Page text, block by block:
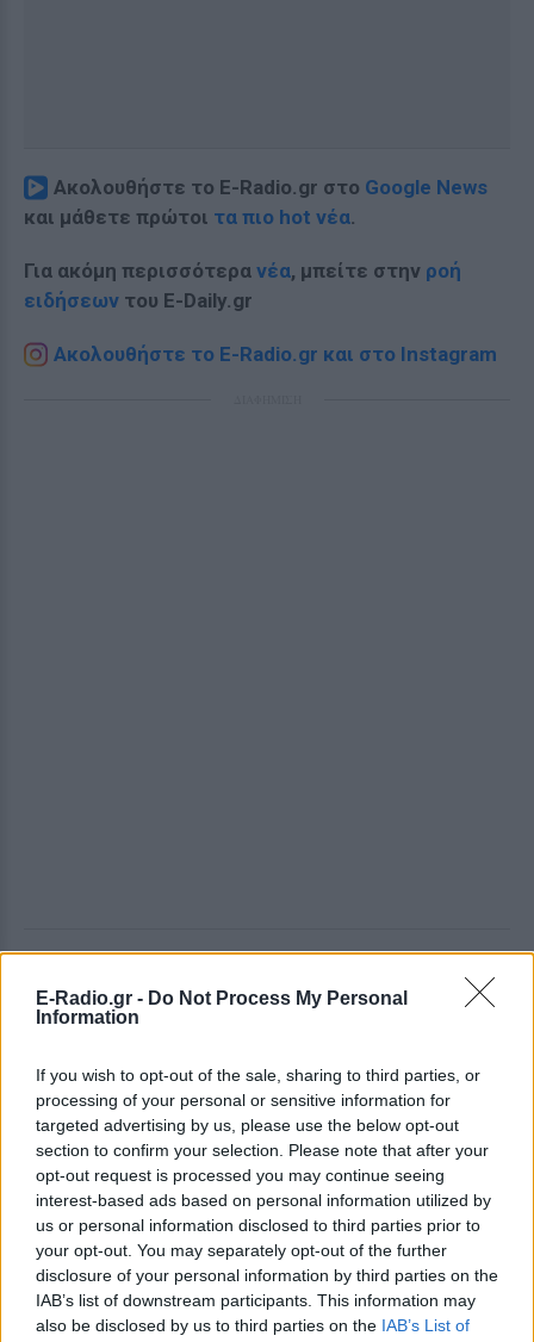
E-Radio.gr - Do Not Process My Personal
Information
If you wish to opt-out of the sale, sharing to third parties, or
processing of your personal or sensitive information for
targeted advertising by us, please use the below opt-out
section to confirm your selection. Please note that after your
opt-out request is processed you may continue seeing
interest-based ads based on personal information utilized by
us or personal information disclosed to third parties prior to
your opt-out. You may separately opt-out of the further
disclosure of your personal information by third parties on the
IAB’s list of downstream participants. This information may
also be disclosed by us to third parties on the IAB’s List of
Ακολουθήστε το E-Radio.gr στο Google News
και μάθετε πρώτοι τα πιο hot νέα.
Για ακόμη περισσότερα νέα, μπείτε στην ροή
ειδήσεων του E-Daily.gr
Ακολουθήστε το E-Radio.gr και στο Instagram
Τροχαίο με δύο νεκρούς στις
Σέρρες: Μητέρα και γιος
έχασαν τη ζωή τους
ΠΡΙΝ 11 ΏΡΕΣ
Μετωπική σύγκρουση ΙΧ με φορτηγό: Τι
αναφέρουν οι πρώτες πληροφορίες για
το φονικό δυστύχημα
«Δεν το πιστεύουμε», λένε οι
Αμερικανοί που υιοθέτησαν τον
Αφγανό στη Λέσβο